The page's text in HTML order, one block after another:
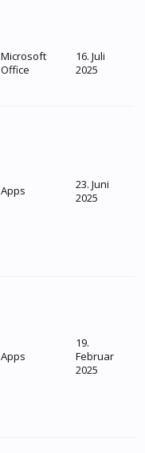
Microsoft
Office
16. Juli
2025
Apps
23. Juni
2025
Apps
19.
Februar
2025